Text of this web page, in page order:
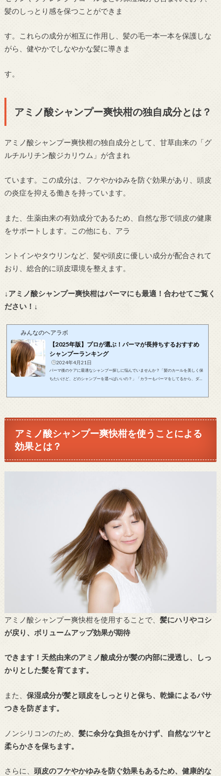
髪のしっとり感を保つことができま
す。これらの成分が相互に作用し、髪の毛一本一本を保護しな
がら、健やかでしなやかな髪に導きま
す。
アミノ酸シャンプー爽快柑の独自成分とは？
アミノ酸シャンプー爽快柑の独自成分として、甘草由来の「グ
ルチルリチン酸ジカリウム」が含まれ
ています。この成分は、フケやかゆみを防ぐ効果があり、頭皮
の炎症を抑える働きを持っています。
また、生薬由来の有効成分であるため、自然な形で頭皮の健康
をサポートします。この他にも、アラ
ントインやタウリンなど、髪や頭皮に優しい成分が配合されて
おり、総合的に頭皮環境を整えます。
↓アミノ酸シャンプー爽快柑はパーマにも最適！合わせてご覧く
ださい！↓
みんなのヘアラボ
【2025年版】プロが選ぶ！パーマが長持ちするおすすめ
シャンプーランキング
2024年4月21日
パーマ後のケアに最適なシャンプー探しに悩んでいませんか？「髪のカールを美しく保
ちたいけど、どのシャンプーを選べばいいの？」「カラーもパーマをしてるから、ダメ
鏡に映る美しいパーマのあなた...
アミノ酸シャンプー爽快柑を使うことによる
効果とは？
アミノ酸シャンプー爽快柑を使用することで、 髪にハリやコシ
が戻り、ボリュームアップ効果が期待
できます！天然由来のアミノ酸成分が髪の内部に浸透し、しっ
かりとした髪を育てます。
また、 保湿成分が髪と頭皮をしっとりと保ち、乾燥によるパサ
つきを防ぎます。
ノンシリコンのため、 髪に余分な負担をかけず、自然なツヤと
柔らかさを保ちます。
さらに、 頭皮のフケやかゆみを防ぐ効果もあるため、健康的な